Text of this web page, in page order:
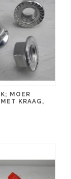
MOER
KRAAG,